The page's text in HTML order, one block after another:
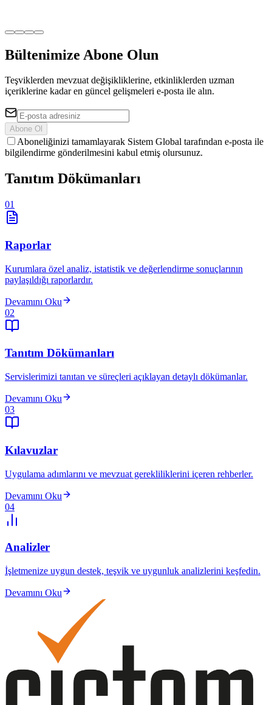
Bültenimize Abone Olun
Teşviklerden mevzuat değişikliklerine, etkinliklerden uzman
içeriklerine kadar en güncel gelişmeleri e-posta ile alın.
Abone Ol
Aboneliğinizi tamamlayarak Sistem Global tarafından e-posta ile
bilgilendirme gönderilmesini kabul etmiş olursunuz.
Tanıtım Dökümanları
01
Raporlar
Kurumlara özel analiz, istatistik ve değerlendirme sonuçlarının
paylaşıldığı raporlardır.
Devamını Oku
02
Tanıtım Dökümanları
Servislerimizi tanıtan ve süreçleri açıklayan detaylı dökümanlar.
Devamını Oku
03
Kılavuzlar
Uygulama adımlarını ve mevzuat gerekliliklerini içeren rehberler.
Devamını Oku
04
Analizler
İşletmenize uygun destek, teşvik ve uygunluk analizlerini keşfedin.
Devamını Oku